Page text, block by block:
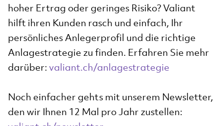
hoher Ertrag oder geringes Risiko? Valiant
hilft ihren Kunden rasch und einfach, Ihr
persönliches Anlegerprofil und die richtige
Anlagestrategie zu finden. Erfahren Sie mehr
darüber: valiant.ch/anlagestrategie
Noch einfacher gehts mit unserem Newsletter,
den wir Ihnen 12 Mal pro Jahr zustellen: